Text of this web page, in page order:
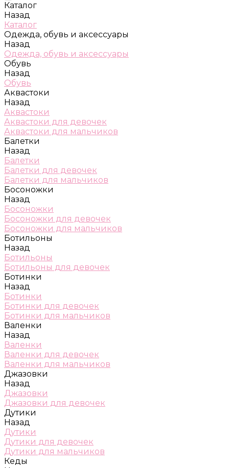
Каталог
Назад
Каталог
Одежда, обувь и аксессуары
Назад
Одежда, обувь и аксессуары
Обувь
Назад
Обувь
Аквастоки
Назад
Аквастоки
Аквастоки для девочек
Аквастоки для мальчиков
Балетки
Назад
Балетки
Балетки для девочек
Балетки для мальчиков
Босоножки
Назад
Босоножки
Босоножки для девочек
Босоножки для мальчиков
Ботильоны
Назад
Ботильоны
Ботильоны для девочек
Ботинки
Назад
Ботинки
Ботинки для девочек
Ботинки для мальчиков
Валенки
Назад
Валенки
Валенки для девочек
Валенки для мальчиков
Джазовки
Назад
Джазовки
Джазовки для девочек
Дутики
Назад
Дутики
Дутики для девочек
Дутики для мальчиков
Кеды